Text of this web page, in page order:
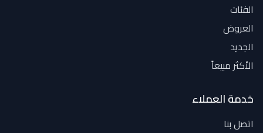
الفئات
العروض
الجديد
الأكثر مبيعاً
خدمة العملاء
اتصل بنا